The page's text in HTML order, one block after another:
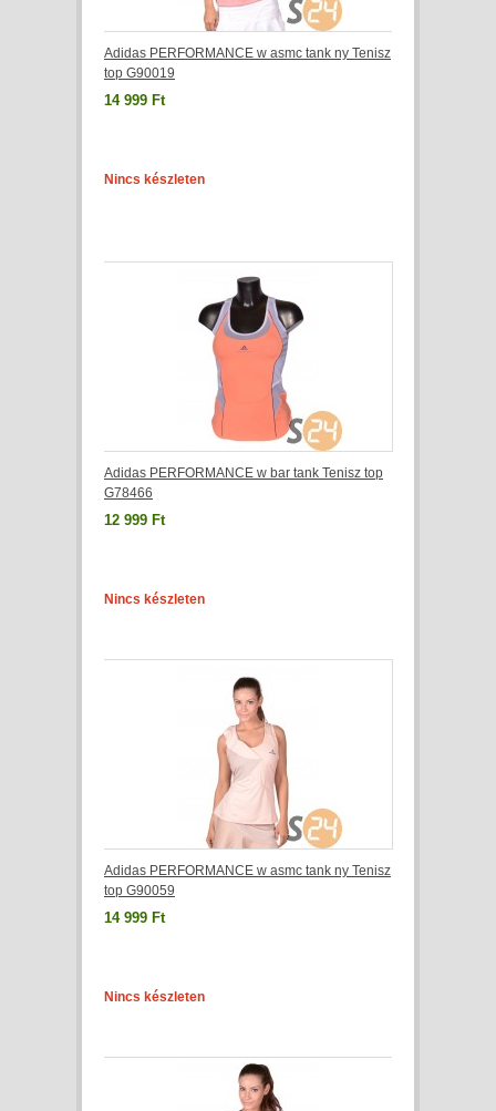
Adidas PERFORMANCE w asmc tank ny Tenisz
top G90019
14 999 Ft
Nincs készleten
Adidas PERFORMANCE w bar tank Tenisz top
G78466
12 999 Ft
Nincs készleten
Adidas PERFORMANCE w asmc tank ny Tenisz
top G90059
14 999 Ft
Nincs készleten